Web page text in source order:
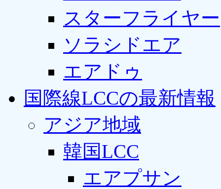
スターフライヤー
ソラシドエア
エアドゥ
国際線LCCの最新情報
アジア地域
韓国LCC
エアプサン